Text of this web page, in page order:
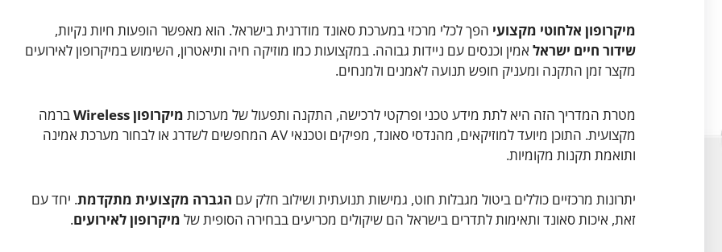
מיקרופון אלחוטי מקצועי הפך לכלי מרכזי במערכת סאונד מודרנית בישראל. הוא מאפשר הופעות חיות נקיות,
שידור חיים ישראל אמין וכנסים עם ניידות גבוהה. במקצועות כמו מוזיקה חיה ותיאטרון, השימוש במיקרופון לאירועים
מקצר זמן התקנה ומעניק חופש תנועה לאמנים ולמנחים.
מטרת המדריך הזה היא לתת מידע טכני ופרקטי לרכישה, התקנה ותפעול של מערכות מיקרופון Wireless
ברמה
מקצועית. התוכן מיועד למוזיקאים, מהנדסי סאונד, מפיקים וטכנאי AV המחפשים לשדרג או לבחור מערכת אמינה
ותואמת תקנות מקומיות.
יתרונות מרכזיים כוללים ביטול מגבלות חוט, גמישות תנועתית ושילוב חלק עם הגברה מקצועית מתקדמת. יחד עם
זאת, איכות סאונד ותאימות לתדרים בישראל הם שיקולים מכריעים בבחירה הסופית של מיקרופון לאירועים.